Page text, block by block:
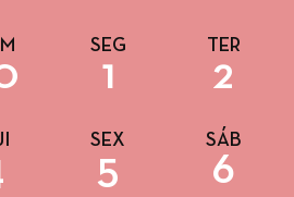
SEG
1
TER
2
SEX
5
SÁB
6